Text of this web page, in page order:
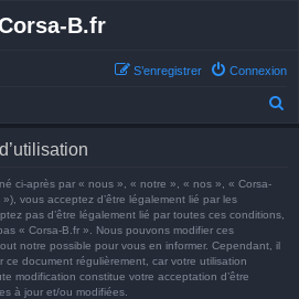
B.fr
Connexion
S’enregistrer
ci-après par « nous », « notre », « nos », « Corsa-
vous acceptez d’être légalement lié par les
pas d’être légalement lié par toutes ces conditions,
« Corsa-B.fr ». Nous pouvons modifier ces
notre possible pour vous en informer. Cependant, il
document régulièrement, car votre utilisation
modification constitue votre acceptation d’être
à jour et/ou modifiées.